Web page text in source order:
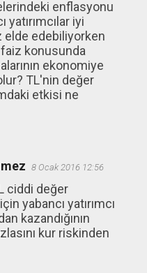
enflasyonu
yatırımcılar iyi
edebiliyorken
faiz konusunda
ekonomiye
TL'nin değer
etkisi ne
8 Ocak 2016 12:56
ciddi değer
yabancı yatırımcı
kazandığının
kur riskinden